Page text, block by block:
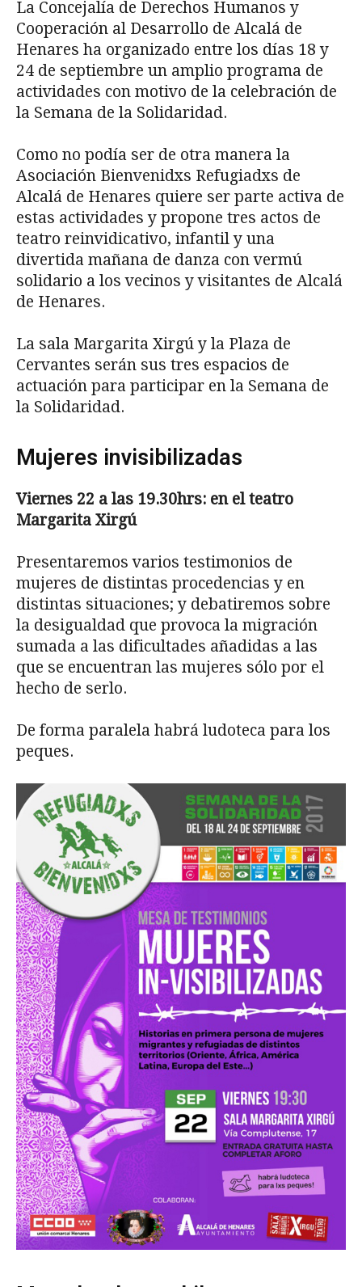
La Concejalía de Derechos Humanos y
Cooperación al Desarrollo de Alcalá de
Henares ha organizado entre los días 18 y
24 de septiembre un amplio programa de
actividades con motivo de la celebración de
la Semana de la Solidaridad.
Como no podía ser de otra manera la
Asociación Bienvenidxs Refugiadxs de
Alcalá de Henares quiere ser parte activa de
estas actividades y propone tres actos de
teatro reinvidicativo, infantil y una
divertida mañana de danza con vermú
solidario a los vecinos y visitantes de Alcalá
de Henares.
La sala Margarita Xirgú y la Plaza de
Cervantes serán sus tres espacios de
actuación para participar en la Semana de
la Solidaridad.
Mujeres invisibilizadas
Viernes 22 a las 19.30hrs: en el teatro
Margarita Xirgú
Presentaremos varios testimonios de
mujeres de distintas procedencias y en
distintas situaciones; y debatiremos sobre
la desigualdad que provoca la migración
sumada a las dificultades añadidas a las
que se encuentran las mujeres sólo por el
hecho de serlo.
De forma paralela habrá ludoteca para los
peques.